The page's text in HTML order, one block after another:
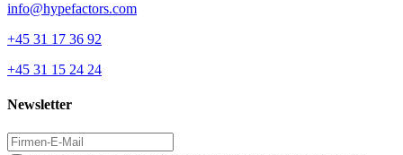
info@hypefactors.com
+45 31 17 36 92
+45 31 15 24 24
Newsletter